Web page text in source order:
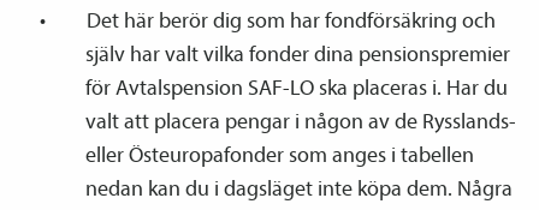
Det här berör dig som har fond­försäkring och
själv har valt vilka fonder dina pensions­premier
för Avtals­pension SAF-LO ska placeras i. Har du
valt att placera pengar i någon av de Rysslands-
eller Östeuropafonder som anges i tabellen
nedan kan du i dagsläget inte köpa dem. Några